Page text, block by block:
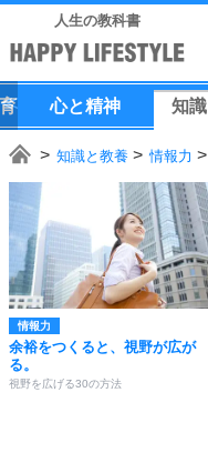
人生の教科書
心と精神 知識
知識と教養 情報力
情報力
余裕をつくると、視野が広が
る。
視野を広げる30の方法